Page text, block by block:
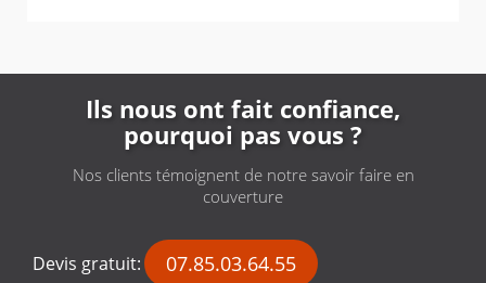
Ils nous ont fait confiance,
pourquoi pas vous ?
Nos clients témoignent de notre savoir faire en
couverture
Devis gratuit: 07.85.03.64.55